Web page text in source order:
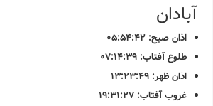
آبادان
اذان صبح: ۰۵:۵۴:۴۲
طلوع آفتاب: ۰۷:۱۴:۳۹
اذان ظهر: ۱۳:۲۳:۴۹
غروب آفتاب: ۱۹:۳۱:۲۷